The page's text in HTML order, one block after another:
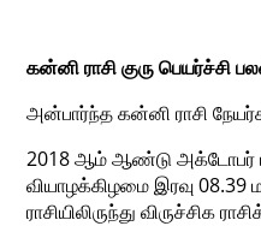
கன்னி ராசி குரு பெயர்ச்சி
அன்பார்ந்த கன்னி ராசி
2018 ஆம் ஆண்டு அக்டோபர்
வியாழக்கிழமை இரவு 08.39
ராசியிலிருந்து விருச்சிக